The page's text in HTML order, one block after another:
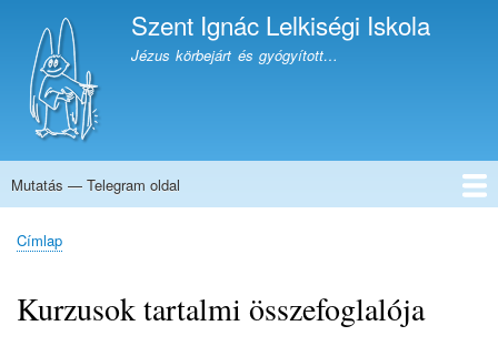
Ugrás
a
tartalomra
Szent Ignác Lelkiségi Iskola
Jézus körbejárt és gyógyított…
Telegram
Mutatás — Telegram oldal
Címlap
Bemutatkozás
Kurzusok leírása
Következő szolgálatok és kurzusok
Jelentkezés
Támogatás, 1%
Facebook oldal
Telegram oldal
Morzsa
Címlap
Kurzusok tartalmi összefoglalója